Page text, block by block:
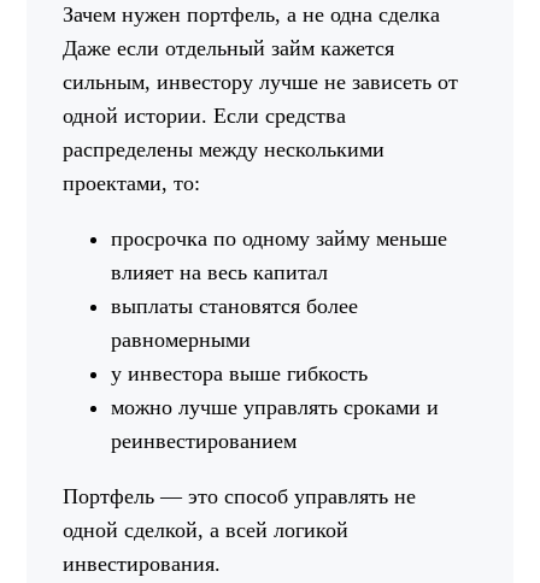
Зачем нужен портфель, а не одна сделка
Даже если отдельный займ кажется
сильным, инвестору лучше не зависеть от
одной истории. Если средства
распределены между несколькими
проектами, то:
просрочка по одному займу меньше
влияет на весь капитал
выплаты становятся более
равномерными
у инвестора выше гибкость
можно лучше управлять сроками и
реинвестированием
Портфель — это способ управлять не
одной сделкой, а всей логикой
инвестирования.